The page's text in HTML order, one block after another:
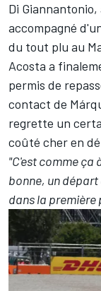
Di Giannantonio,
accompagné
du tout plu au
Acosta a
permis de
contact de
regrette un
coûté cher en
"C'est comme ça
bonne, un
dans la première